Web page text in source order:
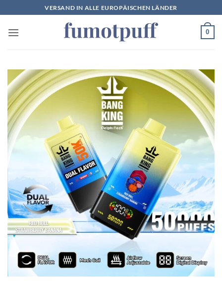
Inhalt
springen
VERSAND IN ALLE EUROPÄISCHEN LÄNDER
0